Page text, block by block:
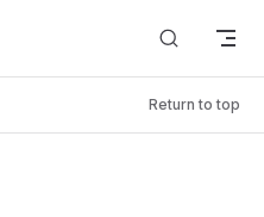
Return to top